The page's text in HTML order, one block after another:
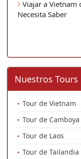
Viajar a Vietnam
Necesita Saber
Nuestros Tours
Tour de Vietnam
Tour de Camboya
Tour de Laos
Tour de Tailandia